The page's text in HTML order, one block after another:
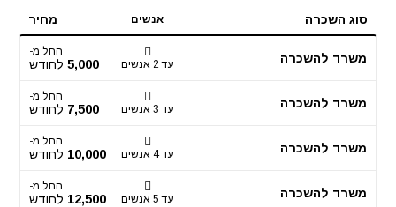
סוג השכרה אנשים מחיר
משרד להשכרה עד 2 אנשים
החל מ-
5,000 לחודש
משרד להשכרה עד 3 אנשים
החל מ-
7,500 לחודש
משרד להשכרה עד 4 אנשים
החל מ-
10,000 לחודש
משרד להשכרה עד 5 אנשים
החל מ-
12,500 לחודש